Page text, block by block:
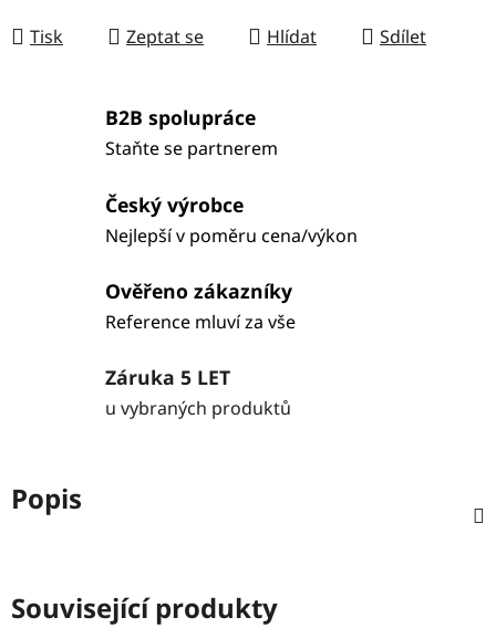
Tisk Zeptat se Hlídat Sdílet
B2B spolupráce
Staňte se partnerem
Český výrobce
Nejlepší v poměru cena/výkon
Ověřeno zákazníky
Reference mluví za vše
Záruka 5 LET
u vybraných produktů
Popis
Související produkty